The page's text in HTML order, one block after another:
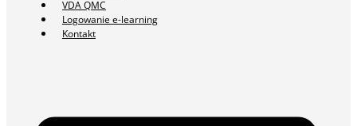
VDA QMC
Logowanie e-learning
Kontakt